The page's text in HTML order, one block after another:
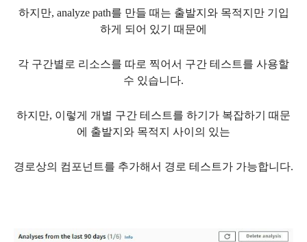
하지만, analyze path를 만들 때는 출발지와 목적지만 기입
하게 되어 있기 때문에
각 구간별로 리소스를 따로 찍어서 구간 테스트를 사용할
수 있습니다.
하지만, 이렇게 개별 구간 테스트를 하기가 복잡하기 때문
에 출발지와 목적지 사이의 있는
경로상의 컴포넌트를 추가해서 경로 테스트가 가능합니다.